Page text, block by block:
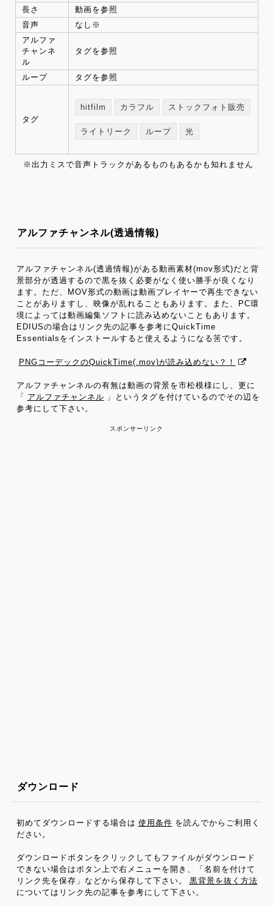
長さ
動画を参照
音声
なし※
アルファ
チャンネ
ル
タグを参照
ループ タグを参照
タグ
hitfilm カラフル ストックフォト販売
ライトリーク ループ 光
※出力ミスで音声トラックがあるものもあるかも知れません
アルファチャンネル(透過情報)
アルファチャンネル(透過情報)がある動画素材(mov形式)だと背
景部分が透過するので黒を抜く必要がなく使い勝手が良くなり
ます。ただ、MOV形式の動画は動画プレイヤーで再生できない
ことがありますし、映像が乱れることもあります。また、PC環
境によっては動画編集ソフトに読み込めないこともあります。
EDIUSの場合はリンク先の記事を参考にQuickTime
Essentialsをインストールすると使えるようになる筈です。
PNGコーデックのQuickTime(.mov)が読み込めない？！
アルファチャンネルの有無は動画の背景を市松模様にし、更に
「
アルファチャンネル 」というタグを付けているのでその辺を
参考にして下さい。
ダウンロード
初めてダウンロードする場合は 使用条件 を読んでからご利用く
ださい。
ダウンロードボタンをクリックしてもファイルがダウンロード
できない場合はボタン上で右メニューを開き、「名前を付けて
リンク先を保存」などから保存して下さい。
黒背景を抜く方法
についてはリンク先の記事を参考にして下さい。